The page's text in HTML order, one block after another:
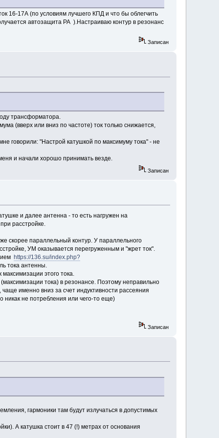
16-17А (по условиям лучшего КПД и что бы облегчить
автозащита РА ).Настраиваю контур в резонанс
Записан
трансформатора.
(вверх или вниз по частоте) ток только снижается,
говорили: "Настрой катушкой по максимуму тока" - не
и начали хорошо принимать везде.
Записан
и далее антенна - то есть нагружен на
расстройке.
скорее параллельный контур. У параллельного
УМ оказывается перегруженным и "жрет ток".
https://136.su/index.php?
тока антенны.
этого тока.
тока) в резонансе. Поэтому неправильно
именно вниз за счет индуктивности рассеяния
никак не потребления или чего-то еще)
Записан
гармоники там будут излучаться в допустимых
А катушка стоит в 47 (!) метрах от основания